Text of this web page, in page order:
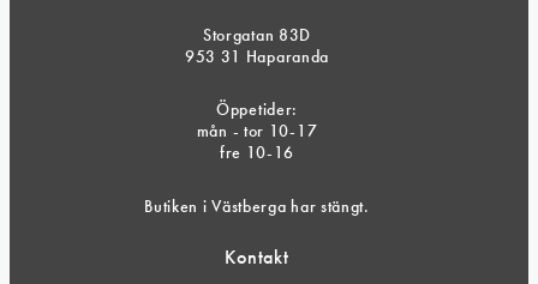
Storgatan 83D
953 31 Haparanda
Öppetider:
mån - tor 10-17
fre 10-16
Butiken i Västberga har stängt.
Kontakt